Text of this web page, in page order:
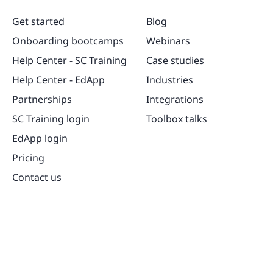
Get started
Onboarding bootcamps
Help Center - SC Training
Help Center - EdApp
Partnerships
SC Training login
EdApp login
Pricing
Contact us
Blog
Webinars
Case studies
Industries
Integrations
Toolbox talks